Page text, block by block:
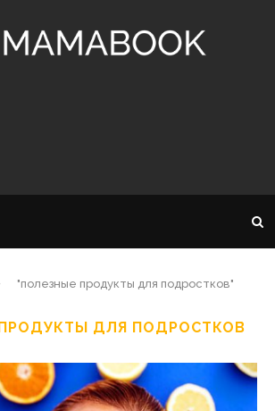
"полезные продукты для подростков"
ДЛЯ ПОДРОСТКОВ